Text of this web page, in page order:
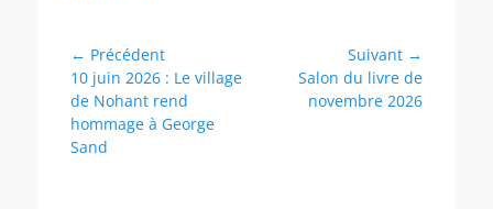
Navigation
de
l’article
← Précédent
Article
précédent :
10 juin 2026 : Le village
de Nohant rend
hommage à George
Sand
Suivant →
Salon du livre de
novembre 2026